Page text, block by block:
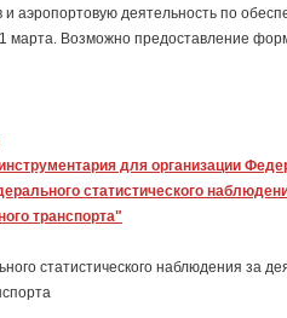
и аэропортовую деятельность по
марта. Возможно предоставление
для организации
статистического
транспорта"
статистического наблюдения за